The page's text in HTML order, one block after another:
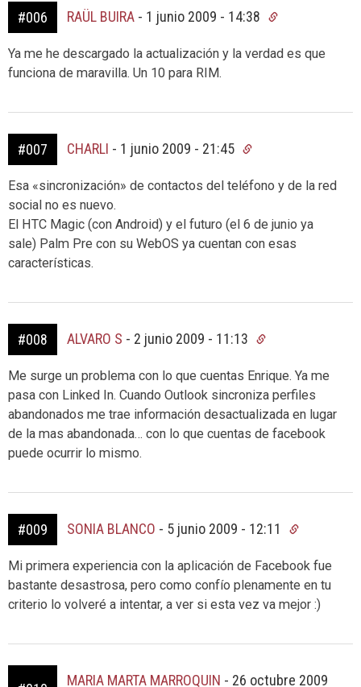
#006 RAÜL BUIRA - 1 junio 2009 - 14:38
Ya me he descargado la actualización y la verdad es que
funciona de maravilla. Un 10 para RIM.
#007 CHARLI - 1 junio 2009 - 21:45
Esa «sincronización» de contactos del teléfono y de la red
social no es nuevo.
El HTC Magic (con Android) y el futuro (el 6 de junio ya
sale) Palm Pre con su WebOS ya cuentan con esas
características.
#008 ALVARO S - 2 junio 2009 - 11:13
Me surge un problema con lo que cuentas Enrique. Ya me
pasa con Linked In. Cuando Outlook sincroniza perfiles
abandonados me trae información desactualizada en lugar
de la mas abandonada… con lo que cuentas de facebook
puede ocurrir lo mismo.
#009 SONIA BLANCO - 5 junio 2009 - 12:11
Mi primera experiencia con la aplicación de Facebook fue
bastante desastrosa, pero como confío plenamente en tu
criterio lo volveré a intentar, a ver si esta vez va mejor :)
MARIA MARTA MARROQUIN - 26 octubre 2009